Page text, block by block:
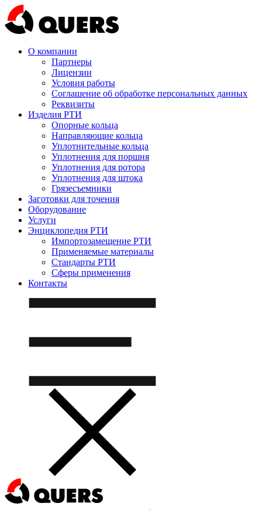
О компании
Партнеры
Лицензии
Условия работы
Соглашение об обработке персональных данных
Реквизиты
Изделия РТИ
Опорные кольца
Направляющие кольца
Уплотнительные кольца
Уплотнения для поршня
Уплотнения для ротора
Уплотнения для штока
Грязесъемники
Заготовки для точения
Оборудование
Услуги
Энциклопедия РТИ
Импортозамещение РТИ
Применяемые материалы
Стандарты РТИ
Сферы применения
Контакты